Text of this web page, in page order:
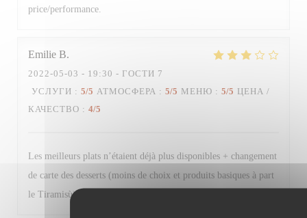
price/performance.
Emilie B
2022-05-03 - 19:30 - ГОСТИ 7
УСЛУГИ : 5/5 АТМОСФЕРА : 5/5 МЕНЮ : 5/5 ЦЕНА /
КАЧЕСТВО : 4/5
Les meilleurs plats n’étaient déjà plus disponibles + changement
de carte des desserts (moins de choix et produits basiques à part
le Tiramisù). Très bon restaurant malgré tout.